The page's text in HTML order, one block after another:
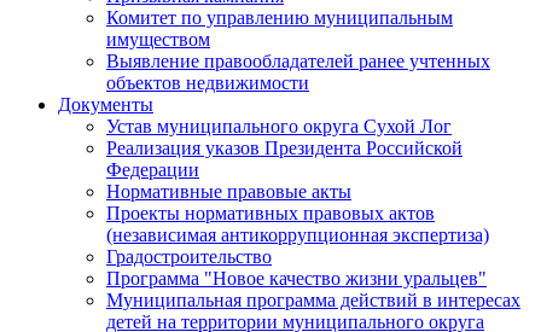
Комитет по управлению муниципальным
имуществом
Выявление правообладателей ранее учтенных
объектов недвижимости
Документы
Устав муниципального округа Сухой Лог
Реализация указов Президента Российской
Федерации
Нормативные правовые акты
Проекты нормативных правовых актов
(независимая антикоррупционная экспертиза)
Градостроительство
Программа "Новое качество жизни уральцев"
Муниципальная программа действий в интересах
детей на территории муниципального округа